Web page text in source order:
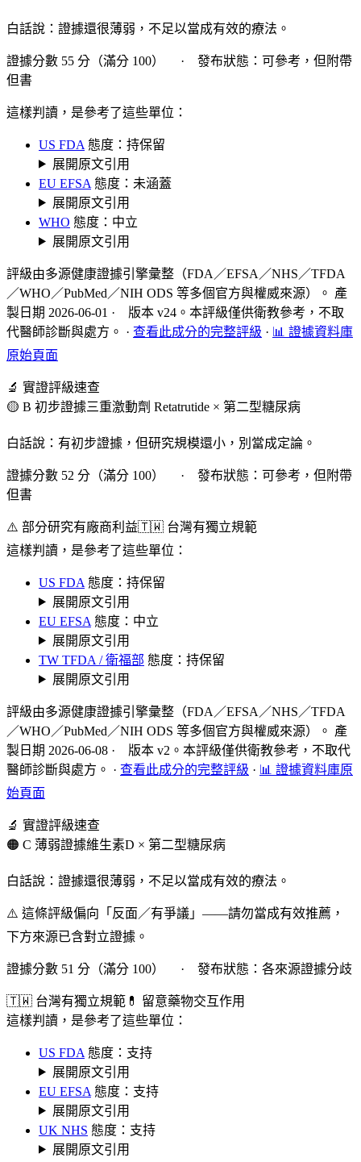
白話說：證據還很薄弱，不足以當成有效的療法。
證據分數 55 分（滿分 100） · 發布狀態：可參考，但附帶
但書
這樣判讀，是參考了這些單位：
US FDA 態度：持保留
展開原文引用
EU EFSA 態度：未涵蓋
展開原文引用
WHO 態度：中立
展開原文引用
評級由多源健康證據引擎彙整（FDA／EFSA／NHS／TFDA
／WHO／PubMed／NIH ODS 等多個官方與權威來源）。 產
製日期 2026-06-01 · 版本 v24。本評級僅供衛教參考，不取
代醫師診斷與處方。 · 查看此成分的完整評級 · 📊 證據資料庫
原始頁面
🔬 實證評級速查
🟡 B 初步證據三重激動劑 Retatrutide × 第二型糖尿病
白話說：有初步證據，但研究規模還小，別當成定論。
證據分數 52 分（滿分 100） · 發布狀態：可參考，但附帶
但書
⚠️ 部分研究有廠商利益🇹🇼 台灣有獨立規範
這樣判讀，是參考了這些單位：
US FDA 態度：持保留
展開原文引用
EU EFSA 態度：中立
展開原文引用
TW TFDA / 衛福部 態度：持保留
展開原文引用
評級由多源健康證據引擎彙整（FDA／EFSA／NHS／TFDA
／WHO／PubMed／NIH ODS 等多個官方與權威來源）。 產
製日期 2026-06-08 · 版本 v2。本評級僅供衛教參考，不取代
醫師診斷與處方。 · 查看此成分的完整評級 · 📊 證據資料庫原
始頁面
🔬 實證評級速查
🟠 C 薄弱證據維生素D × 第二型糖尿病
白話說：證據還很薄弱，不足以當成有效的療法。
⚠️ 這條評級偏向「反面／有爭議」——請勿當成有效推薦，
下方來源已含對立證據。
證據分數 51 分（滿分 100） · 發布狀態：各來源證據分歧
🇹🇼 台灣有獨立規範 💊 留意藥物交互作用
這樣判讀，是參考了這些單位：
US FDA 態度：支持
展開原文引用
EU EFSA 態度：支持
展開原文引用
UK NHS 態度：支持
展開原文引用